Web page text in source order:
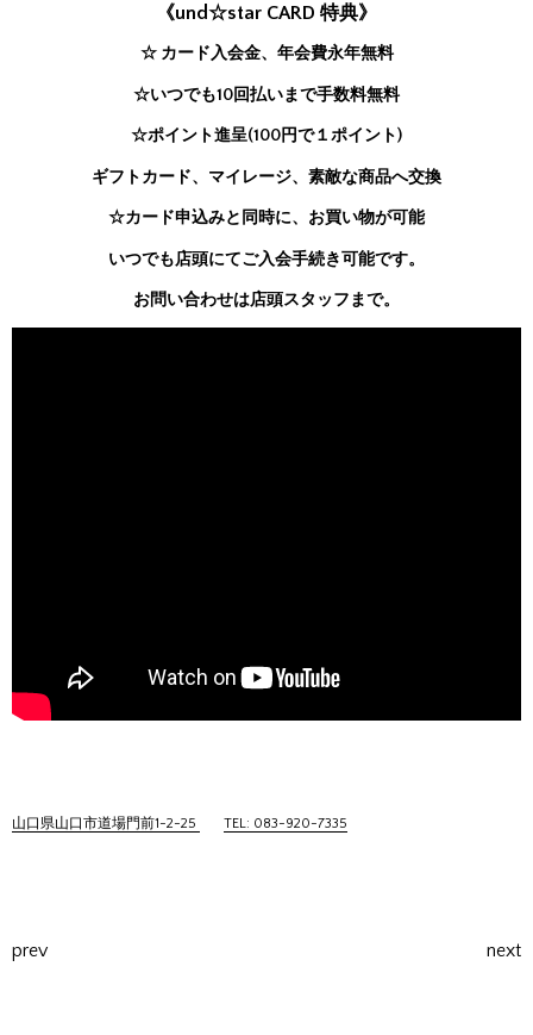
《und☆star CARD 特典》
☆ カード入会金、年会費永年無料
☆いつでも10回払いまで手数料無料
☆ポイント進呈(100円で１ポイント)
ギフトカード、マイレージ、素敵な商品へ交換
☆カード申込みと同時に、お買い物が可能
いつでも店頭にてご入会手続き可能です。
お問い合わせは店頭スタッフまで。
山口県山口市道場門前1-2-25 TEL: 083-920-7335
prev next